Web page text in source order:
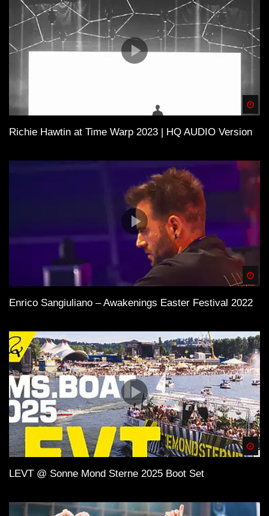
Richie Hawtin at Time Warp 2023 | HQ AUDIO Version
Enrico Sangiuliano – Awakenings Easter Festival 2022
LEVT @ Sonne Mond Sterne 2025 Boot Set